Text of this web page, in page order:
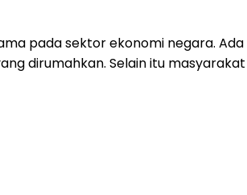
pada sektor ekonomi negara. Ada
dirumahkan. Selain itu